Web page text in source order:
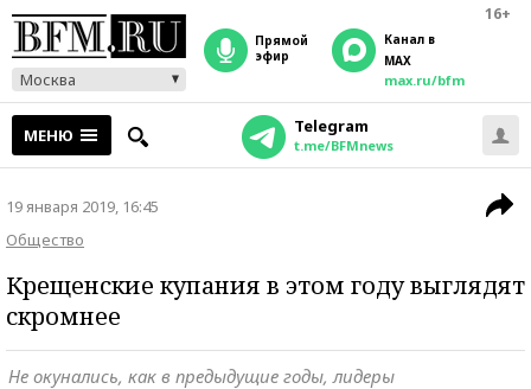
16+
Москва
прямой
эфир
Канал в
MAX
max.ru/bfm
МЕНЮ Telegram
t.me/BFMnews
19 января 2019, 16:45
Общество
Крещенские купания в этом году выглядят
скромнее
Не окунались, как в предыдущие годы, лидеры